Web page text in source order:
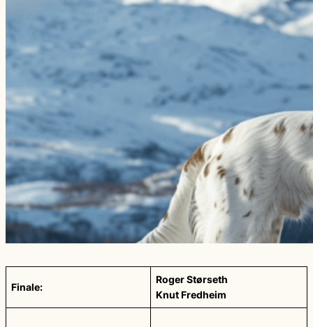
Finale:
Roger Størseth
Knut Fredheim